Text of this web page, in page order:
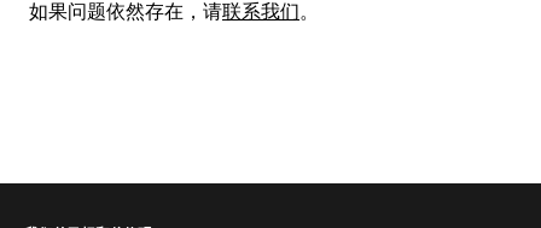
如果问题依然存在，请联系我们。